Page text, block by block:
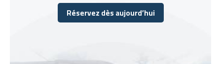
Réservez dès aujourd’hui
Réservez dès aujourd’hui